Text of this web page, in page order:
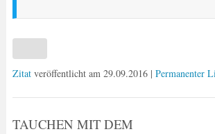
Zitatveröffentlicht am 29.09.2016| Permanenter
TAUCHEN MIT DEM